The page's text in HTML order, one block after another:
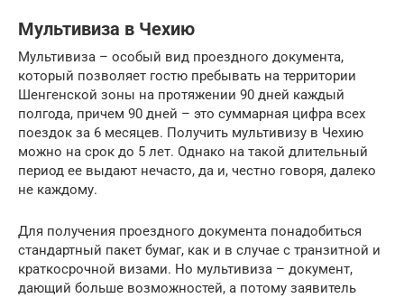
Мультивиза в Чехию
Мультивиза – особый вид проездного документа,
который позволяет гостю пребывать на территории
Шенгенской зоны на протяжении 90 дней каждый
полгода, причем 90 дней – это суммарная цифра всех
поездок за 6 месяцев. Получить мультивизу в Чехию
можно на срок до 5 лет. Однако на такой длительный
период ее выдают нечасто, да и, честно говоря, далеко
не каждому.
Для получения проездного документа понадобиться
стандартный пакет бумаг, как и в случае с транзитной и
краткосрочной визами. Но мультивиза – документ,
дающий больше возможностей, а потому заявитель